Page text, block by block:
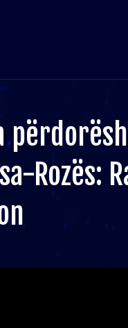
Rozës: